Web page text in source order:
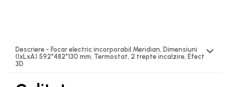
Descriere - Focar electric incorporabil Meridian, Dimensiuni
(IxLxA) 592*482*130 mm, Termostat, 2 trepte incalzire, Efect
3D